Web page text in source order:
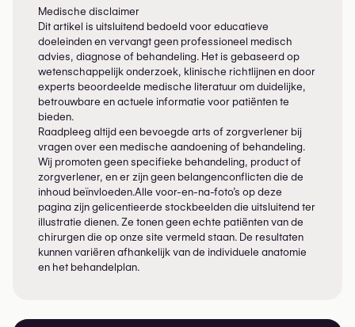
Medische disclaimer
Dit artikel is uitsluitend bedoeld voor educatieve
doeleinden en vervangt geen professioneel medisch
advies, diagnose of behandeling. Het is gebaseerd op
wetenschappelijk onderzoek, klinische richtlijnen en door
experts beoordeelde medische literatuur om duidelijke,
betrouwbare en actuele informatie voor patiënten te
bieden.
Raadpleeg altijd een bevoegde arts of zorgverlener bij
vragen over een medische aandoening of behandeling.
Wij promoten geen specifieke behandeling, product of
zorgverlener, en er zijn geen belangenconflicten die de
inhoud beïnvloeden.Alle voor-en-na-foto’s op deze
pagina zijn gelicentieerde stockbeelden die uitsluitend ter
illustratie dienen. Ze tonen geen echte patiënten van de
chirurgen die op onze site vermeld staan. De resultaten
kunnen variëren afhankelijk van de individuele anatomie
en het behandelplan.